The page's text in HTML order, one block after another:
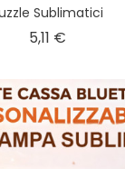
Sublimatici
5,11 €Prezzo